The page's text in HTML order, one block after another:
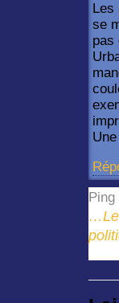
se
pas
Ping
…Le